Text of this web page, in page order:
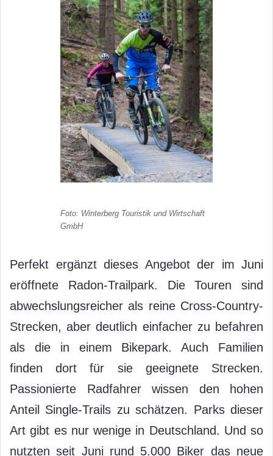
Foto: Winterberg Touristik und Wirtschaft
GmbH
Perfekt ergänzt dieses Angebot der im Juni
eröffnete Radon-Trailpark. Die Touren sind
abwechslungsreicher als reine Cross-Country-
Strecken, aber deutlich einfacher zu befahren
als die in einem Bikepark. Auch Familien
finden dort für sie geeignete Strecken.
Passionierte Radfahrer wissen den hohen
Anteil Single-Trails zu schätzen. Parks dieser
Art gibt es nur wenige in Deutschland. Und so
nutzten seit Juni rund 5.000 Biker das neue